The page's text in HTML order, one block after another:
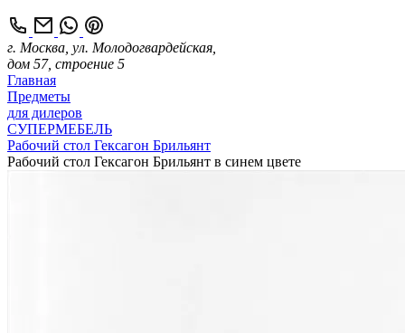
г. Москва, ул. Молодогвардейская,
дом 57, строение 5
Главная
Предметы
для дилеров
СУПЕРМЕБЕЛЬ
Рабочий стол Гексагон Брильянт
Рабочий стол Гексагон Брильянт в синем цвете